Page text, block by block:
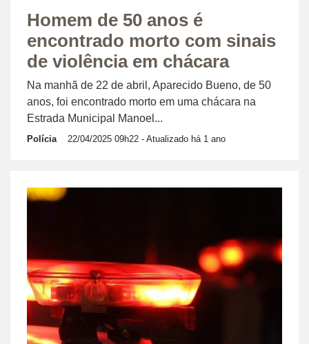
Homem de 50 anos é
encontrado morto com sinais
de violência em chácara
Na manhã de 22 de abril, Aparecido Bueno, de 50
anos, foi encontrado morto em uma chácara na
Estrada Municipal Manoel...
Polícia 22/04/2025 09h22 - Atualizado há 1 ano